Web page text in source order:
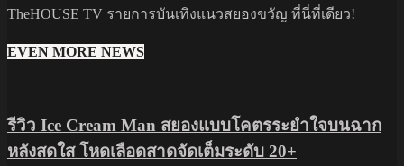
TheHOUSE TV รายการบันเทิงแนวสยองขวัญ ที่นี่ที่เดียว!
EVEN MORE NEWS
รีวิว Ice Cream Man สยองแบบโคตรระยำใจบนฉาก
หลังสดใส โหดเลือดสาดจัดเต็มระดับ 20+